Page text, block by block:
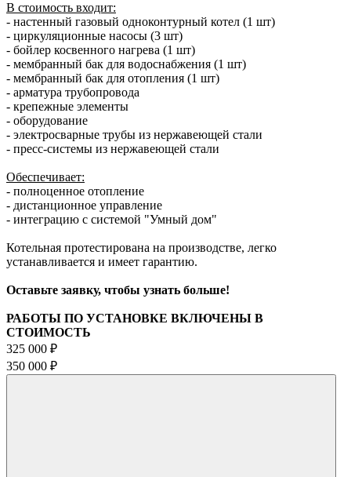
В стоимость входит:
- настенный газовый одноконтурный котел (1 шт)
- циркуляционные насосы (3 шт)
- бойлер косвенного нагрева (1 шт)
- мембранный бак для водоснабжения (1 шт)
- мембранный бак для отопления (1 шт)
- арматура трубопровода
- крепежные элементы
- оборудование
- электросварные трубы из нержавеющей стали
- пресс-системы из нержавеющей стали
Обеспечивает:
- полноценное отопление
- дистанционное управление
- интеграцию с системой "Умный дом"
Котельная протестирована на производстве, легко
устанавливается и имеет гарантию.
Оставьте заявку, чтобы узнать больше!
РАБОТЫ ПО УСТАНОВКЕ ВКЛЮЧЕНЫ В
СТОИМОСТЬ
325 000 ₽
350 000 ₽